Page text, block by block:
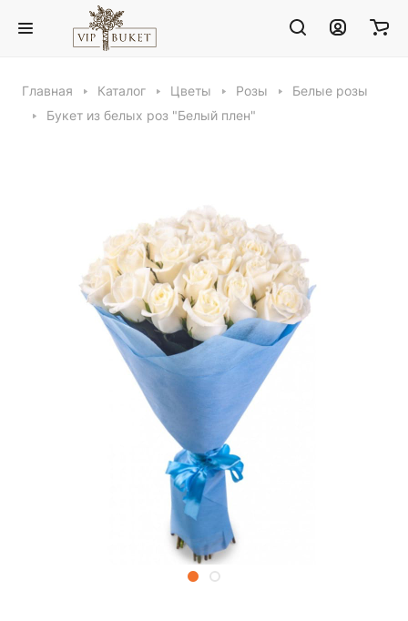
Главная Каталог Цветы Розы
Белые розы
Букет из белых роз "Белый плен"